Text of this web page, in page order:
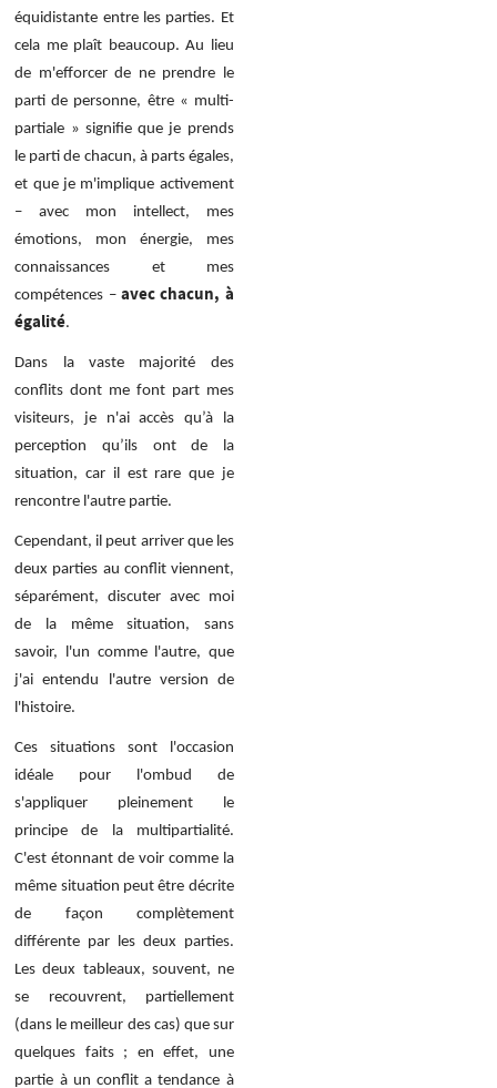
équidistante entre les parties. Et
cela me plaît beaucoup. Au lieu
de m'efforcer de ne prendre le
parti de personne, être « multi-
partiale » signifie que je prends
le parti de chacun, à parts égales,
et que je m'implique activement
– avec mon intellect, mes
émotions, mon énergie, mes
connaissances et mes
compétences – avec chacun, à
égalité.
Dans la vaste majorité des
conflits dont me font part mes
visiteurs, je n'ai accès qu’à la
perception qu’ils ont de la
situation, car il est rare que je
rencontre l'autre partie.
Cependant, il peut arriver que les
deux parties au conflit viennent,
séparément, discuter avec moi
de la même situation, sans
savoir, l'un comme l'autre, que
j'ai entendu l'autre version de
l'histoire.
Ces situations sont l'occasion
idéale pour l'ombud de
s'appliquer pleinement le
principe de la multipartialité.
C'est étonnant de voir comme la
même situation peut être décrite
de façon complètement
différente par les deux parties.
Les deux tableaux, souvent, ne
se recouvrent, partiellement
(dans le meilleur des cas) que sur
quelques faits ; en effet, une
partie à un conflit a tendance à